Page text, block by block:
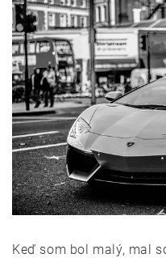
Keď som bol malý, mal